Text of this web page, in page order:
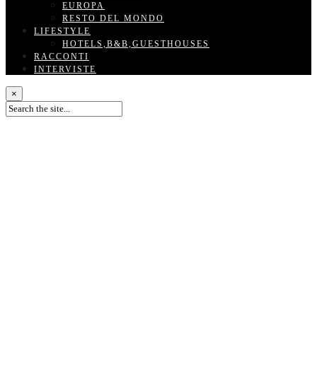
EUROPA
RESTO DEL MONDO
LIFESTYLE
HOTELS,B&B,GUESTHOUSES
RACCONTI
INTERVISTE
×